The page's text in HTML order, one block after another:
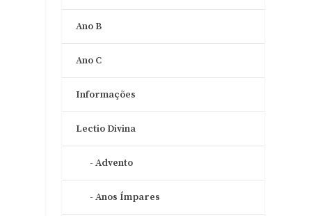
Ano B
Ano C
Informações
Lectio Divina
Advento
Anos Ímpares